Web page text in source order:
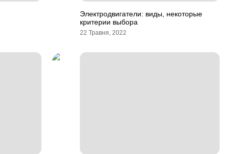
Электродвигатели: виды, некоторые
критерии выбора
22 Травня, 2022